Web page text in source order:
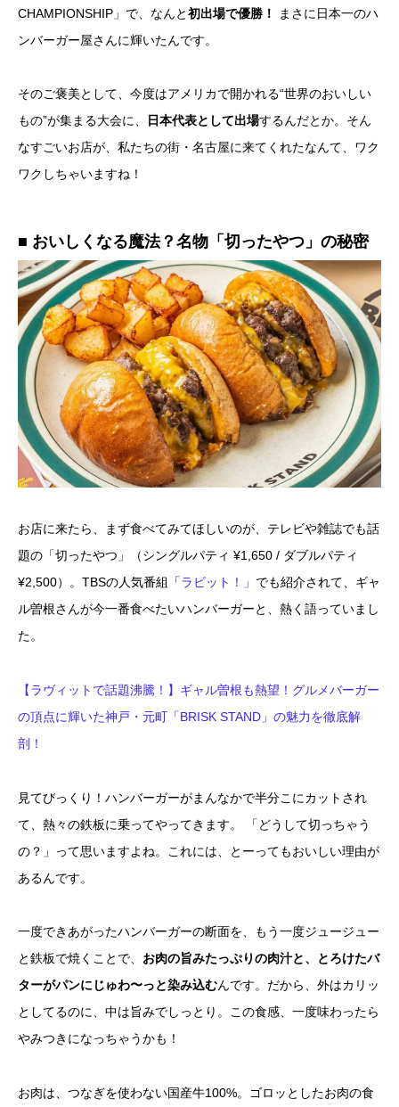
CHAMPIONSHIP」で、なんと初出場で優勝！
まさに日本一のハ
ンバーガー屋さんに輝いたんです。
そのご褒美として、今度はアメリカで開かれる“世界のおいしい
もの”が集まる大会に、
日本代表として出場するんだとか。そん
なすごいお店が、私たちの街・名古屋に来てくれたなんて、ワク
ワクしちゃいますね！
■ おいしくなる魔法？名物「切ったやつ」の秘密
お店に来たら、まず食べてみてほしいのが、テレビや雑誌でも話
題の「切ったやつ」（シングルパティ ¥1,650 / ダブルパティ
¥2,500）。TBSの人気番組「ラビット！」 でも紹介されて、ギャ
ル曽根さんが今一番食べたいハンバーガーと、熱く語っていまし
た。
【ラヴィットで話題沸騰！】ギャル曽根も熱望！グルメバーガー
の頂点に輝いた神戸・元町「BRISK STAND」の魅力を徹底解
剖！
見てびっくり！ハンバーガーがまんなかで半分こにカットされ
て、熱々の鉄板に乗ってやってきます。 「どうして切っちゃう
の？」って思いますよね。これには、とーってもおいしい理由が
あるんです。
一度できあがったハンバーガーの断面を、もう一度ジュージュー
と鉄板で焼くことで、 お肉の旨みたっぷりの肉汁と、とろけたバ
ターがパンにじゅわ〜っと染み込むんです。だから、外はカリッ
としてるのに、中は旨みでしっとり。この食感、一度味わったら
やみつきになっちゃうかも！
お肉は、つなぎを使わない国産牛100%。ゴロッとしたお肉の食